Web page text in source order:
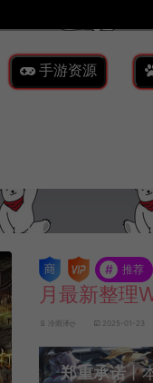
手游资源
# 推荐
月最新整理
冷雨泽ღ 2025-01-23
郑重承诺丨